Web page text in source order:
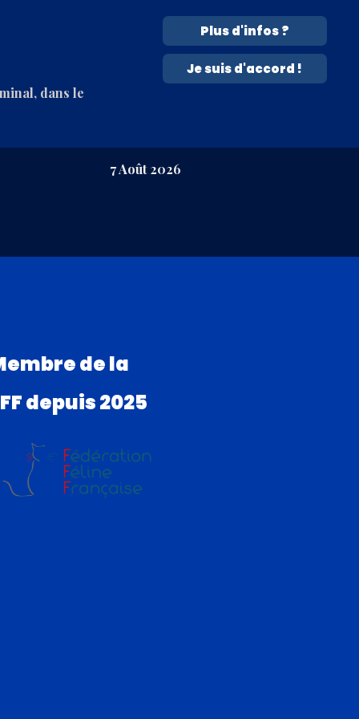
7 Août 2026
de la
depuis 2025
dans le
Plus d'infos ?
Je suis d'accord !